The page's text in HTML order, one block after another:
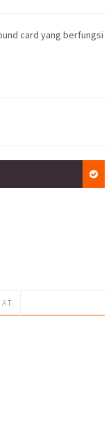
card yang berfungsi